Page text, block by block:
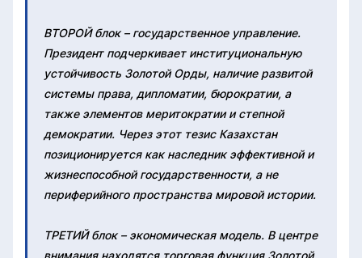
ВТОРОЙ блок – государственное управление.
Президент подчеркивает институциональную
устойчивость Золотой Орды, наличие развитой
системы права, дипломатии, бюрократии, а
также элементов меритократии и степной
демократии. Через этот тезис Казахстан
позиционируется как наследник эффективной и
жизнеспособной государственности, а не
периферийного пространства мировой истории.
ТРЕТИЙ блок – экономическая модель. В центре
внимания находятся торговая функция Золотой